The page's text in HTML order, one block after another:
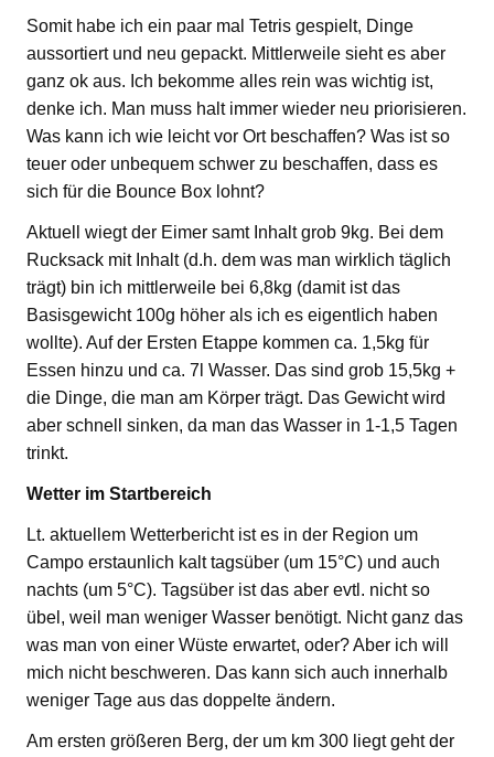
Somit habe ich ein paar mal Tetris gespielt, Dinge
aussortiert und neu gepackt. Mittlerweile sieht es aber
ganz ok aus. Ich bekomme alles rein was wichtig ist,
denke ich. Man muss halt immer wieder neu priorisieren.
Was kann ich wie leicht vor Ort beschaffen? Was ist so
teuer oder unbequem schwer zu beschaffen, dass es
sich für die Bounce Box lohnt?
Aktuell wiegt der Eimer samt Inhalt grob 9kg. Bei dem
Rucksack mit Inhalt (d.h. dem was man wirklich täglich
trägt) bin ich mittlerweile bei 6,8kg (damit ist das
Basisgewicht 100g höher als ich es eigentlich haben
wollte). Auf der Ersten Etappe kommen ca. 1,5kg für
Essen hinzu und ca. 7l Wasser. Das sind grob 15,5kg +
die Dinge, die man am Körper trägt. Das Gewicht wird
aber schnell sinken, da man das Wasser in 1-1,5 Tagen
trinkt.
Wetter im Startbereich
Lt. aktuellem Wetterbericht ist es in der Region um
Campo erstaunlich kalt tagsüber (um 15°C) und auch
nachts (um 5°C). Tagsüber ist das aber evtl. nicht so
übel, weil man weniger Wasser benötigt. Nicht ganz das
was man von einer Wüste erwartet, oder? Aber ich will
mich nicht beschweren. Das kann sich auch innerhalb
weniger Tage aus das doppelte ändern.
Am ersten größeren Berg, der um km 300 liegt geht der